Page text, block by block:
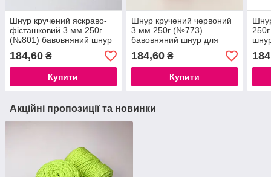
Шнур кручений яскраво-
фісташковий 3 мм 250г
(№801) бавовняний шнур
для макраме роуп 3мм
macrame rope 3mm
184,60 ₴
Купити
Шнур кручений червоний
3 мм 250г (№773)
бавовняний шнур для
макраме роуп 3мм,
macrame rope 3mm
184,60₴
Купити
3мм
Акційні пропозиції та новинки